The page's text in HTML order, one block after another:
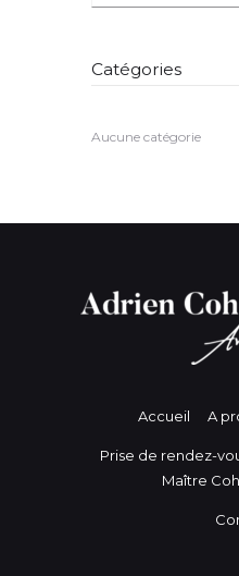
Catégories
Aucune catégorie
Accueil A
Prise de rendez-
Maître